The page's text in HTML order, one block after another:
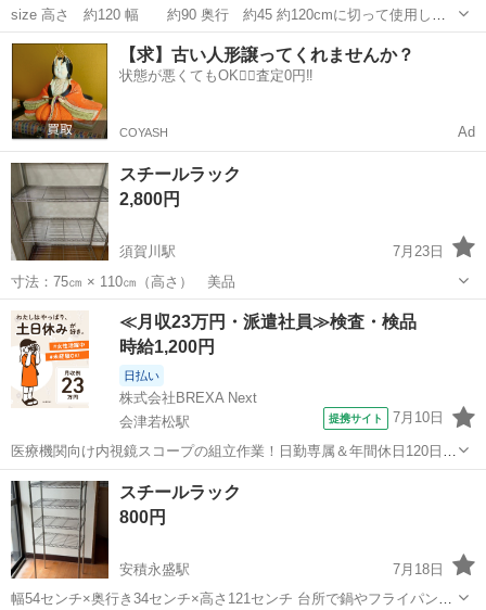
size 高さ 約120 幅 約90 奥行 約45 約120cmに切って使用して
おりました。 足の部分はラバーキャップになっております。
福島 いわき市 草野駅 収納家具
【求】古い人形譲ってくれませんか？
状態が悪くてもOK🙆‍♀️査定0円‼️
COYASH Ad
スチールラック
2,800円
須賀川駅
7月23日
寸法：75㎝ × 110㎝（高さ） 美品
福島 須賀川市 須賀川駅 収納家具
≪月収23万円・派遣社員≫検査・検品
時給1,200円
日払い
株式会社BREXA Next
会津若松駅
提携サイト 7月10日
医療機関向け内視鏡スコープの組立作業！日勤専属＆年間休日120日
★◎20代～40代の男女活躍中！送迎あり！マイカー通勤OK◎無料駐車
場あり★日払いあり◎空調完備で快適作業！《福島県会津若松市》 人
気の工場のお仕事 ◇医療機...
福島 会津若松市 会津若松駅
スチールラック
800円
安積永盛駅
7月18日
幅54センチ×奥行き34センチ×高さ121センチ 台所で鍋やフライパンな